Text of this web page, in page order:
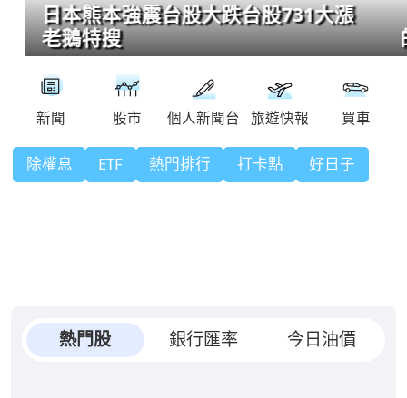
日本熊本強震台股大跌台股731大漲
老鵝特搜
除權息 ETF 熱門排行 打卡點 好日子
熱門股 銀行匯率 今日油價